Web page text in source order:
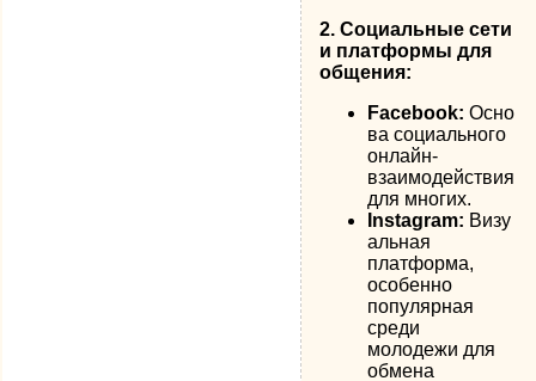
2. Социальные сети
и платформы для
общения:
Facebook: Осно
ва социального
онлайн-
взаимодействия
для многих.
Instagram: Визу
альная
платформа,
особенно
популярная
среди
молодежи для
обмена